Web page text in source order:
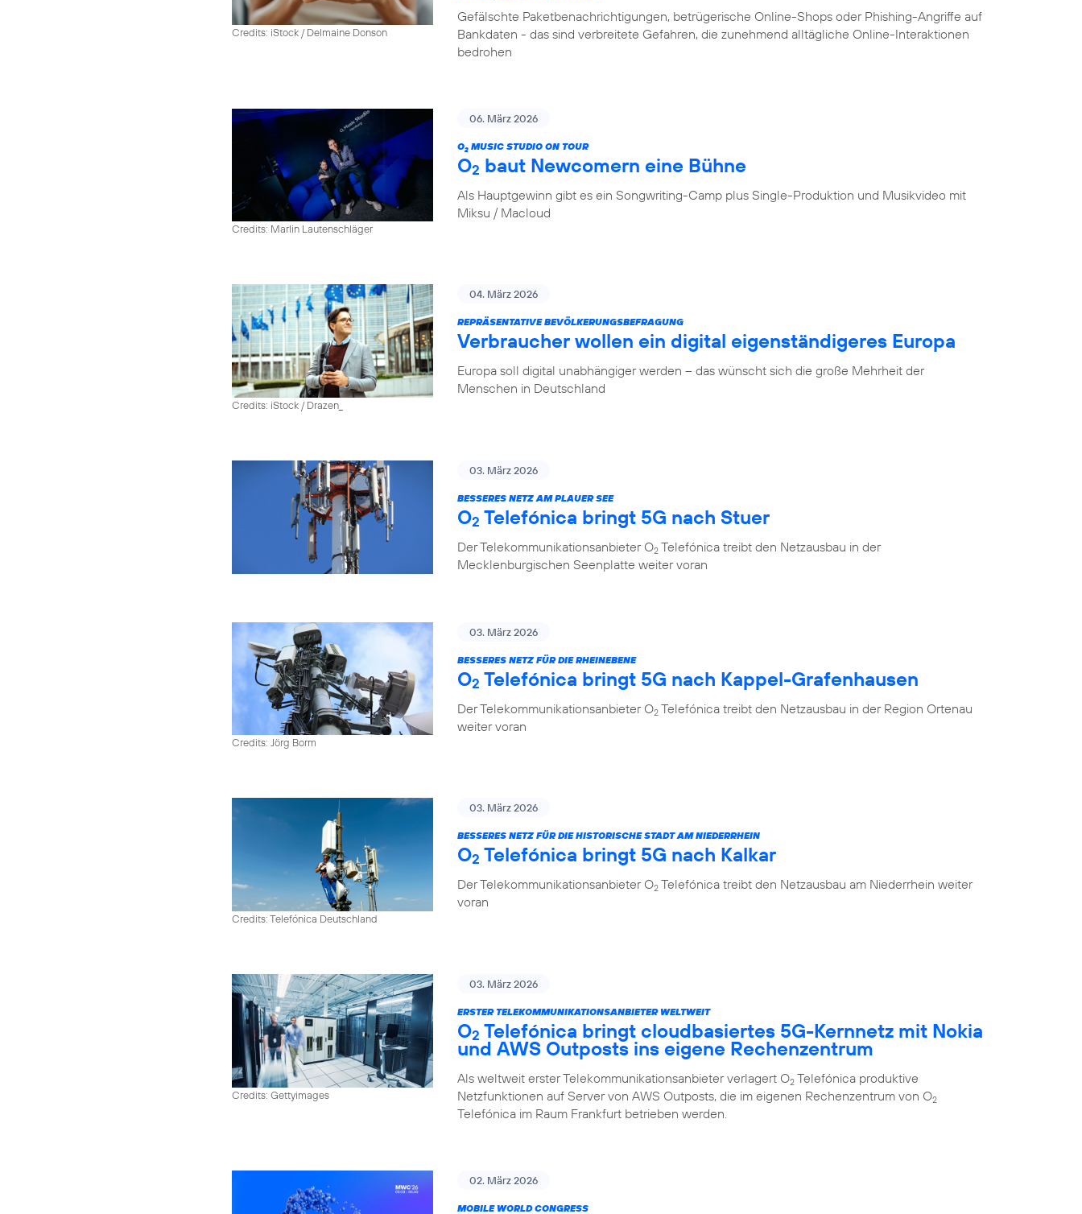
Credits: iStock / Delmaine Donson
Gefälschte Paketbenachrichtigungen, betrügerische Online-Shops oder Phishing-Angriffe auf
Bankdaten - das sind verbreitete Gefahren, die zunehmend alltägliche Online-Interaktionen
bedrohen
Credits: Marlin Lautenschläger
06. März 2026
O2 MUSIC STUDIO ON TOUR
O2 baut Newcomern eine Bühne
Als Hauptgewinn gibt es ein Songwriting-Camp plus Single-Produktion und Musikvideo mit
Miksu / Macloud
Credits: iStock / Drazen_
04. März 2026
REPRÄSENTATIVE BEVÖLKERUNGSBEFRAGUNG
Verbraucher wollen ein digital eigenständigeres Europa
Europa soll digital unabhängiger werden – das wünscht sich die große Mehrheit der
Menschen in Deutschland
03. März 2026
BESSERES NETZ AM PLAUER SEE
O2 Telefónica bringt 5G nach Stuer
Der Telekommunikationsanbieter O2 Telefónica treibt den Netzausbau in der
Mecklenburgischen Seenplatte weiter voran
Credits: Jörg Borm
03. März 2026
BESSERES NETZ FÜR DIE RHEINEBENE
O2 Telefónica bringt 5G nach Kappel-Grafenhausen
Der Telekommunikationsanbieter O2 Telefónica treibt den Netzausbau in der Region Ortenau
weiter voran
Credits: Telefónica Deutschland
03. März 2026
BESSERES NETZ FÜR DIE HISTORISCHE STADT AM NIEDERRHEIN
O2 Telefónica bringt 5G nach Kalkar
Der Telekommunikationsanbieter O2 Telefónica treibt den Netzausbau am Niederrhein weiter
voran
Credits: Gettyimages
03. März 2026
ERSTER TELEKOMMUNIKATIONSANBIETER WELTWEIT
O2 Telefónica bringt cloudbasiertes 5G-Kernnetz mit Nokia
und AWS Outposts ins eigene Rechenzentrum
Als weltweit erster Telekommunikationsanbieter verlagert O2 Telefónica produktive
Netzfunktionen auf Server von AWS Outposts, die im eigenen Rechenzentrum von O2
Telefónica im Raum Frankfurt betrieben werden.
02. März 2026
MOBILE WORLD CONGRESS